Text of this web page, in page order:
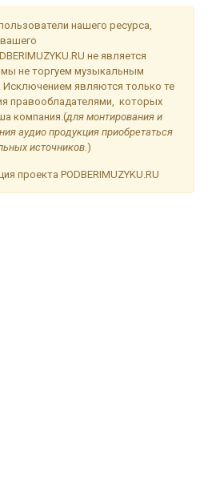
нашего ресурса,
не является
не торгуем музыкальным
Исключением являются только те
правообладателями, которых
компания.(для монтирования и
аудио продукция приобретаться
источников.)
проекта PODBERIMUZYKU.RU